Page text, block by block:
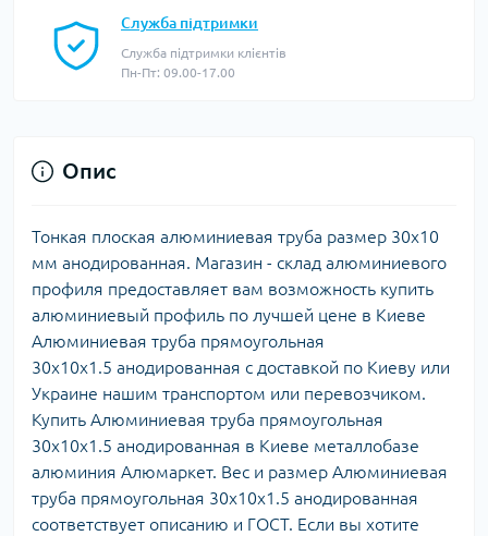
Служба підтримки
Служба підтримки клієнтів
Пн-Пт: 09.00-17.00
Опис
Тонкая плоская алюминиевая труба размер 30х10
мм анодированная. Магазин - склад алюминиевого
профиля предоставляет вам возможность купить
алюминиевый профиль по лучшей цене в Киеве
Алюминиевая труба прямоугольная
30х10х1.5 анодированная с доставкой по Киеву или
Украине нашим транспортом или перевозчиком.
Купить Алюминиевая труба прямоугольная
30х10х1.5 анодированная в Киеве металлобазе
алюминия Алюмаркет. Вес и размер Алюминиевая
труба прямоугольная 30х10х1.5 анодированная
соответствует описанию и ГОСТ. Если вы хотите